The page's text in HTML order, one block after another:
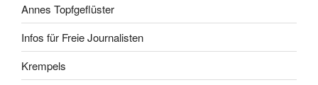
Annes Topfgeflüster
Infos für Freie Journalisten
Krempels